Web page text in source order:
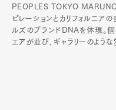
PEOPLES TOKYO
ピレーションとカリフォルニア
ルズのブランドDNAを体現。
エアが並び、ギャラリーのよう